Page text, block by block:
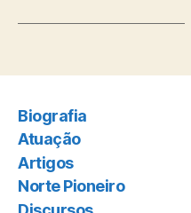
Biografia
Atuação
Artigos
Norte Pioneiro